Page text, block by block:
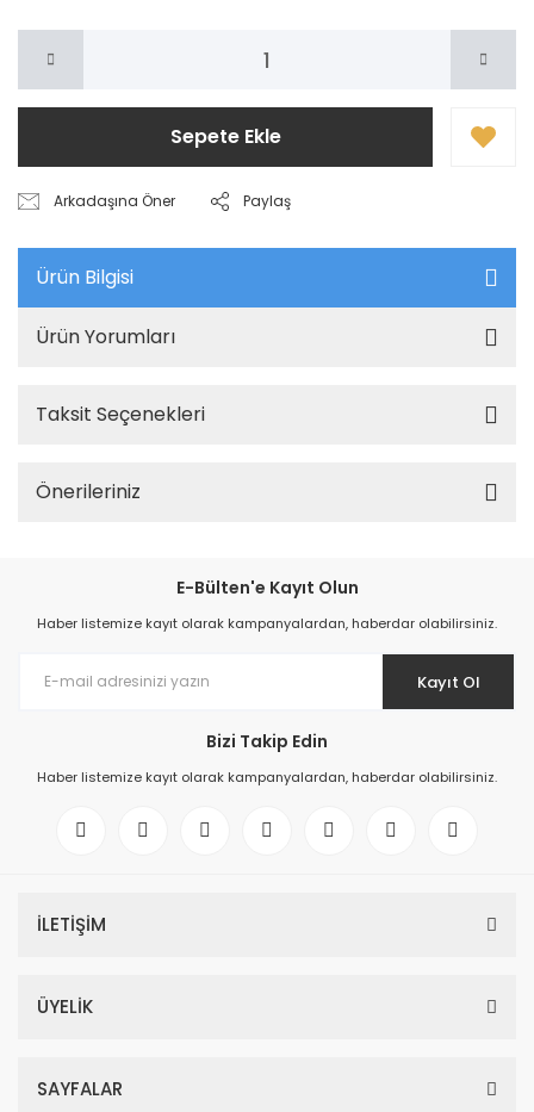
Sepete Ekle
Arkadaşına Öner Paylaş
Ürün Bilgisi
Ürün Yorumları
Taksit Seçenekleri
Önerileriniz
E-Bülten'e Kayıt Olun
Haber listemize kayıt olarak kampanyalardan, haberdar olabilirsiniz.
Kayıt Ol
Bizi Takip Edin
Haber listemize kayıt olarak kampanyalardan, haberdar olabilirsiniz.
İLETİŞİM
ÜYELİK
SAYFALAR